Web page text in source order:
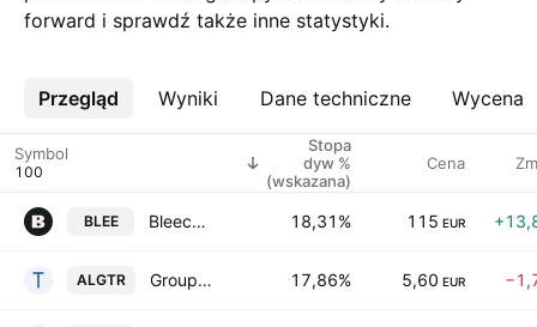
forward i sprawdź także inne statystyki.
Przegląd Wyniki Dane techniczne Wycena
Więcej
Symbol
Stopa
dyw %
(wskazana)
Cena
BLEE Bleecker S.A. 18,31% 115 EUR
ALGTR Groupe Tera SA 17,86% 5,60 EUR